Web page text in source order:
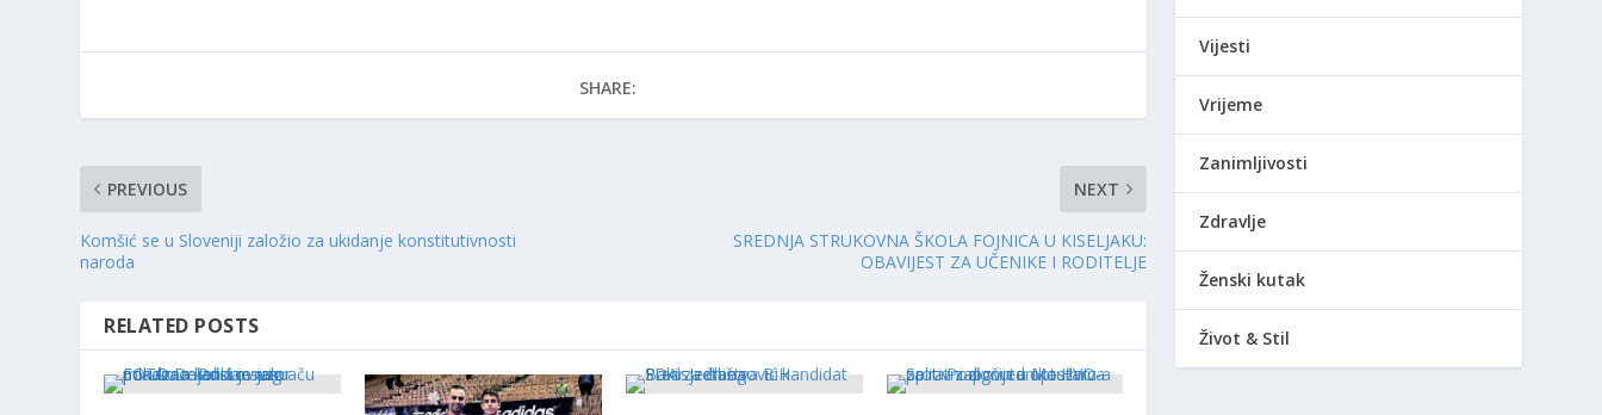
SHARE:
PREVIOUS
Komšić se u Sloveniji založio za ukidanje konstitutivnosti
naroda
NEXT
SREDNJA STRUKOVNA ŠKOLA FOJNICA U KISELJAKU:
OBAVIJEST ZA UČENIKE I RODITELJE
RELATED POSTS
Vijesti
Vrijeme
Zanimljivosti
Zdravlje
Ženski kutak
Život & Stil